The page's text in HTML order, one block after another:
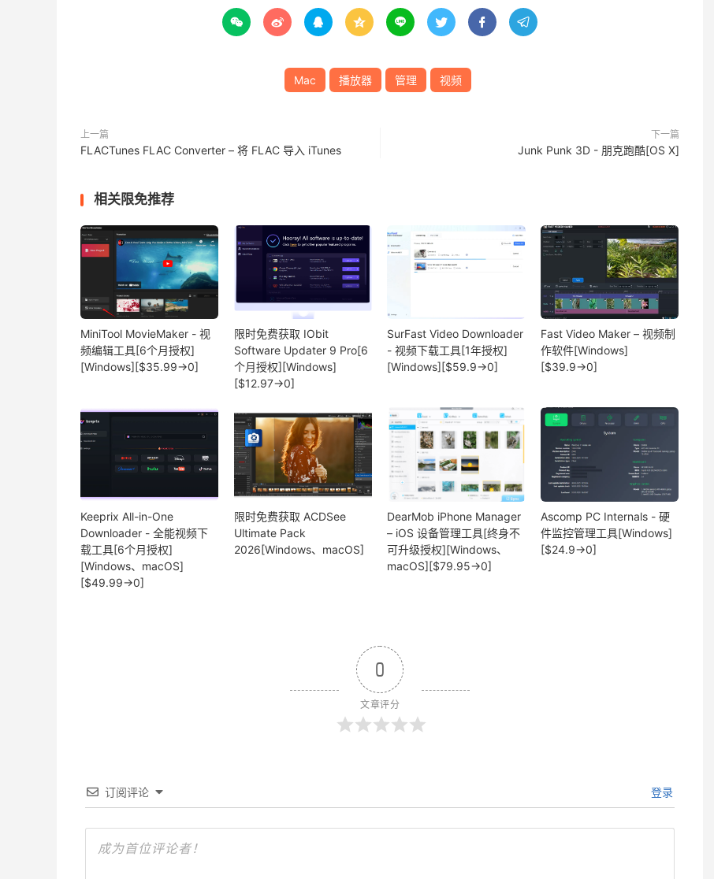
       
Mac 播放器 管理 视频
上一篇
FLACTunes FLAC Converter – 将 FLAC 导入 iTunes
下一篇
Junk Punk 3D - 朋克跑酷[OS X]
相关限免推荐
MiniTool MovieMaker - 视
频编辑工具[6个月授权]
[Windows][$35.99→0]
限时免费获取 IObit
Software Updater 9 Pro[6
个月授权][Windows]
[$12.97→0]
SurFast Video Downloader
- 视频下载工具[1年授权]
[Windows][$59.9→0]
Fast Video Maker – 视频制
作软件[Windows]
[$39.9→0]
Keeprix All-in-One
Downloader - 全能视频下
载工具[6个月授权]
[Windows、macOS]
[$49.99→0]
限时免费获取 ACDSee
Ultimate Pack
2026[Windows、macOS]
DearMob iPhone Manager
– iOS 设备管理工具[终身不
可升级授权][Windows、
macOS][$79.95→0]
Ascomp PC Internals - 硬
件监控管理工具[Windows]
[$24.9→0]
0
文章评分
订阅评论 登录